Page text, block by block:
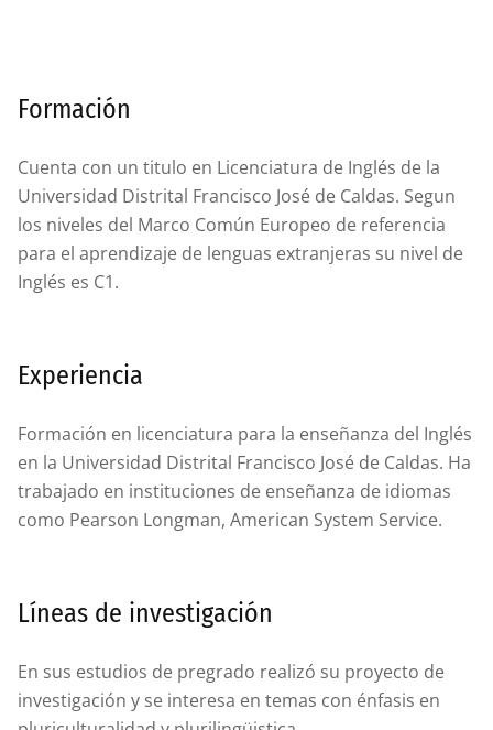
Formación
Cuenta con un titulo en Licenciatura de Inglés de la
Universidad Distrital Francisco José de Caldas. Segun
los niveles del Marco Común Europeo de referencia
para el aprendizaje de lenguas extranjeras su nivel de
Inglés es C1.
Experiencia
Formación en licenciatura para la enseñanza del Inglés
en la Universidad Distrital Francisco José de Caldas. Ha
trabajado en instituciones de enseñanza de idiomas
como Pearson Longman, American System Service.
Líneas de investigación
En sus estudios de pregrado realizó su proyecto de
investigación y se interesa en temas con énfasis en